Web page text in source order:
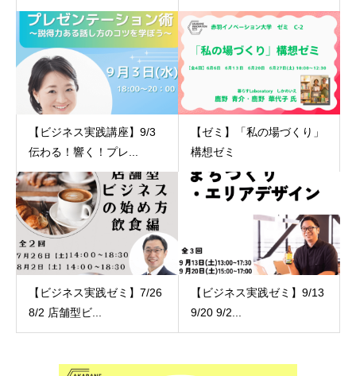
【ビジネス実践講座】9/3
伝わる！響く！プレ...
【ゼミ】「私の場づくり」
構想ゼミ
【ビジネス実践ゼミ】7/26
8/2 店舗型ビ...
【ビジネス実践ゼミ】9/13
9/20 9/2...